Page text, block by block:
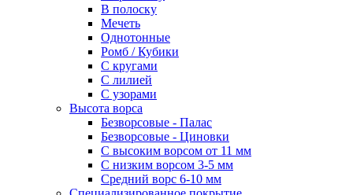
В полоску
Мечеть
Однотонные
Ромб / Кубики
С кругами
С лилией
С узорами
Высота ворса
Безворсовые - Палас
Безворсовые - Циновки
С высоким ворсом от 11 мм
С низким ворсом 3-5 мм
Средний ворс 6-10 мм